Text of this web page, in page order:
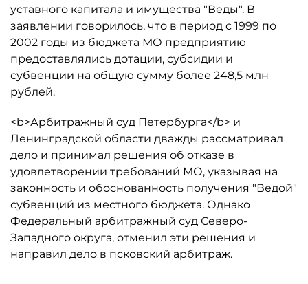
уставного капитала и имущества "Веды". В
заявлении говорилось, что в период с 1999 по
2002 годы из бюджета МО предприятию
предоставлялись дотации, субсидии и
субвенции на общую сумму более 248,5 млн
рублей.
<b>Арбитражный суд Петербурга</b> и
Ленинградской области дважды рассматривал
дело и принимал решения об отказе в
удовлетворении требований МО, указывая на
законность и обоснованность получения "Ведой"
субвенций из местного бюджета. Однако
Федеральный арбитражный суд Северо-
Западного округа, отменил эти решения и
направил дело в псковский арбитраж.